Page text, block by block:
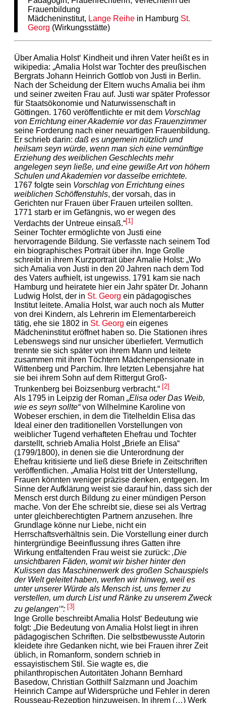
Frauenbildung
Mädcheninstitut, Lange Reihe in Hamburg St.
Georg (Wirkungsstätte)
Über Amalia Holst‘ Kindheit und ihren Vater heißt es in
wikipedia: „Amalia Holst war Tochter des preußischen
Bergrats Johann Heinrich Gottlob von Justi in Berlin.
Nach der Scheidung der Eltern wuchs Amalia bei ihm
und seiner zweiten Frau auf. Justi war später Professor
für Staatsökonomie und Naturwissenschaft in
Göttingen. 1760 veröffentlichte er mit dem Vorschlag
von Errichtung einer Akademie vor das Frauenzimmer
seine Forderung nach einer neuartigen Frauenbildung.
Er schrieb darin: daß es ungemein nützlich und
heilsam seyn würde, wenn man sich eine vernünftige
Erziehung des weiblichen Geschlechts mehr
angelegen seyn ließe, und eine gewiße Art von höhern
Schulen und Akademien vor dasselbe errichtete.
1767 folgte sein Vorschlag von Errichtung eines
weiblichen Schöffenstuhls, der vorsah, das in
Gerichten nur Frauen über Frauen urteilen sollten.
1771 starb er im Gefängnis, wo er wegen des
Verdachts der Untreue einsaß.“[1]
Seiner Tochter ermöglichte von Justi eine
hervorragende Bildung. Sie verfasste nach seinem Tod
ein biographisches Portrait über ihn. Inge Grolle
schreibt in ihrem Kurzportrait über Amalie Holst: „Wo
sich Amalia von Justi in den 20 Jahren nach dem Tod
des Vaters aufhielt, ist ungewiss. 1791 kam sie nach
Hamburg und heiratete hier ein Jahr später Dr. Johann
Ludwig Holst, der in St. Georg ein pädagogisches
Institut leitete. Amalia Holst, war auch noch als Mutter
von drei Kindern, als Lehrerin im Elementarbereich
tätig, ehe sie 1802 in St. Georg ein eigenes
Mädcheninstitut eröffnet haben so. Die Stationen ihres
Lebenswegs sind nur unsicher überliefert. Vermutlich
trennte sie sich später von ihrem Mann und leitete
zusammen mit ihren Töchtern Mädchenpensionate in
Wittenberg und Parchim. Ihre letzten Lebensjahre hat
sie bei ihrem Sohn auf dem Rittergut Groß-
Trunkenberg bei Boizsenburg verbracht.“ [2]
Als 1795 in Leipzig der Roman „Elisa oder Das Weib,
wie es seyn sollte“von Wilhelmine Karoline von
Wobeser erschien, in dem die Titelheldin Elisa das
Ideal einer den traditionellen Vorstellungen von
weiblicher Tugend verhafteten Ehefrau und Tochter
darstellt, schrieb Amalia Holst „Briefe an Elisa“
(1799/1800), in denen sie die Unterordnung der
Ehefrau kritisierte und ließ diese Briefe in Zeitschriften
veröffentlichen. „Amalia Holst tritt der Unterstellung,
Frauen könnten weniger präzise denken, entgegen. Im
Sinne der Aufklärung weist sie darauf hin, dass sich der
Mensch erst durch Bildung zu einer mündigen Person
mache. Von der Ehe schreibt sie, diese sei als Vertrag
unter gleichberechtigten Partnern anzusehen. Ihre
Grundlage könne nur Liebe, nicht ein
Herrschaftsverhältnis sein. Die Vorstellung einer durch
hintergründige Beeinflussung ihres Gatten ihre
Wirkung entfaltenden Frau weist sie zurück: ‚Die
unsichtbaren Fäden, womit wir bisher hinter den
Kulissen das Maschinenwerk des großen Schauspiels
der Welt geleitet haben, werfen wir hinweg, weil es
unter unserer Würde als Mensch ist, uns ferner zu
verstellen, um durch List und Ränke zu unserem Zweck
zu gelangen‘“: [3]
Inge Grolle beschreibt Amalia Holst‘ Bedeutung wie
folgt: „Die Bedeutung von Amalia Holst liegt in ihren
pädagogischen Schriften. Die selbstbewusste Autorin
kleidete ihre Gedanken nicht, wie bei Frauen ihrer Zeit
üblich, in Romanform, sondern schrieb in
essayistischem Stil. Sie wagte es, die
philanthropischen Autoritäten Johann Bernhard
Basedow, Christian Gotthilf Salzmann und Joachim
Heinrich Campe auf Widersprüche und Fehler in deren
Rousseau-Rezeption hinzuweisen. In ihrem (…) Werk